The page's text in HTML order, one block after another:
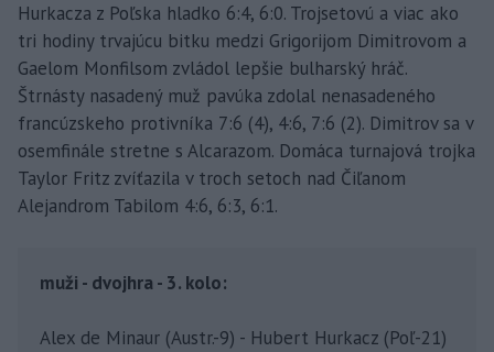
Hurkacza z Poľska hladko 6:4, 6:0. Trojsetovú a viac ako
tri hodiny trvajúcu bitku medzi Grigorijom Dimitrovom a
Gaelom Monfilsom zvládol lepšie bulharský hráč.
Štrnásty nasadený muž pavúka zdolal nenasadeného
francúzskeho protivníka 7:6 (4), 4:6, 7:6 (2). Dimitrov sa v
osemfinále stretne s Alcarazom. Domáca turnajová trojka
Taylor Fritz zvíťazila v troch setoch nad Čiľanom
Alejandrom Tabilom 4:6, 6:3, 6:1.
muži - dvojhra - 3. kolo:
Alex de Minaur (Austr.-9) - Hubert Hurkacz (Poľ-21)